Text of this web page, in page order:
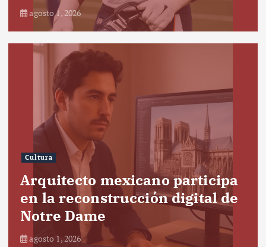
agosto 1, 2026
Cultura
Arquitecto mexicano participa
en la reconstrucción digital de
Notre Dame
agosto 1, 2026